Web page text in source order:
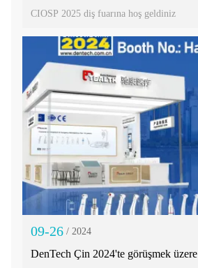
CIOSP 2025 diş fuarına hoş geldiniz
09-26 / 2024
DenTech Çin 2024'te görüşmek üzere